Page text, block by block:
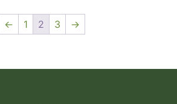
← 1 2 3 →